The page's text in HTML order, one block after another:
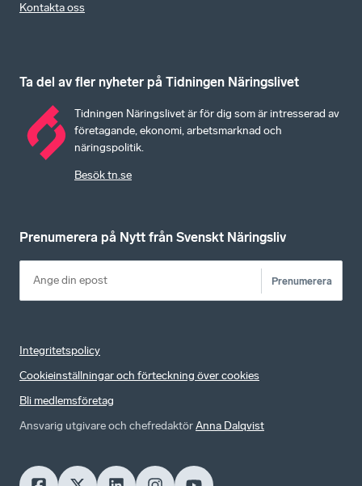
Kontakta oss
Ta del av fler nyheter på Tidningen Näringslivet
Tidningen Näringslivet är för dig som är intresserad av
företagande, ekonomi, arbetsmarknad och
näringspolitik.
Besök tn.se
Prenumerera på Nytt från Svenskt Näringsliv
Prenumerera
Integritetspolicy
Cookieinställningar och förteckning över cookies
Bli medlemsföretag
Ansvarig utgivare och chefredaktörAnna Dalqvist